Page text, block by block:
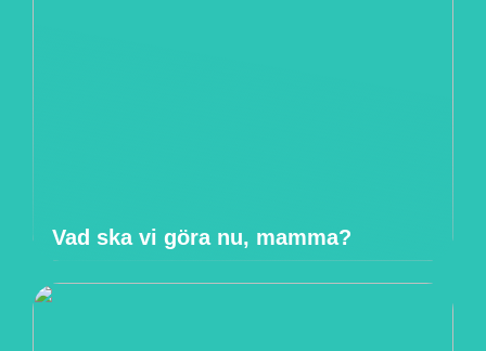
Vad ska vi göra nu, mamma?